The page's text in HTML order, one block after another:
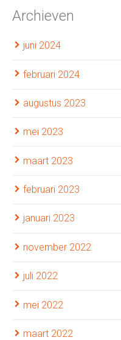
Archieven
juni 2024
februari 2024
augustus 2023
mei 2023
maart 2023
februari 2023
januari 2023
november 2022
juli 2022
mei 2022
maart 2022